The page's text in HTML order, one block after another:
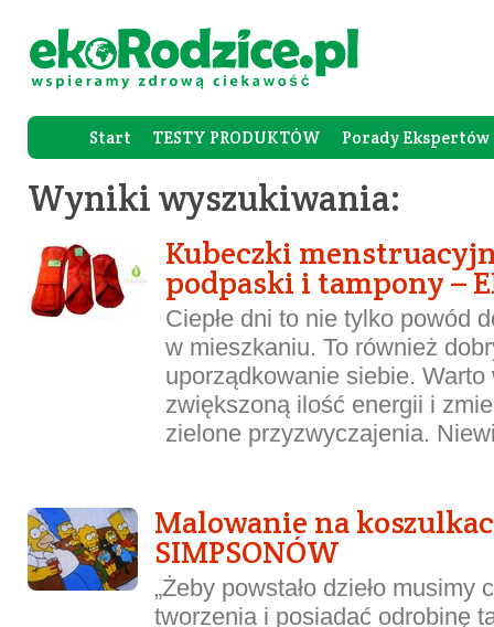
Start TESTY PRODUKTÓW Porady Ekspertów
Wyniki wyszukiwania:
Kubeczki
podpaski i tampony –
Ciepłe dni to nie tylko powód
w mieszkaniu. To również
uporządkowanie siebie.
zwiększoną ilość energii i
zielone przyzwyczajenia.
Malowanie na
SIMPSONÓW
„Żeby powstało dzieło
tworzenia i posiadać odrobinę